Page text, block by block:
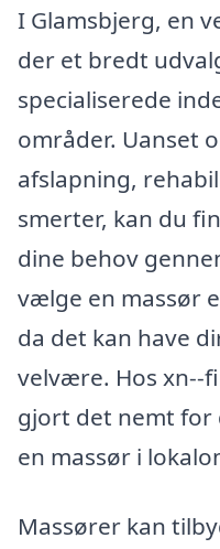
I Glamsbjerg, en
der et bredt
specialiserede
områder. Uanset
afslapning,
smerter, kan du
dine behov
vælge en massør
da det kan have
velvære. Hos xn--
gjort det nemt for
en massør i
Massører kan